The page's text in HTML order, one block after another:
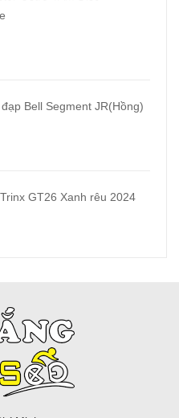
Bell Segment JR(Hồng)
GT26 Xanh rêu 2024